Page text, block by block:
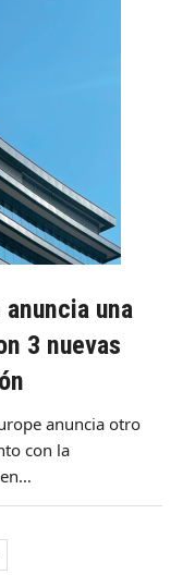
una
3 nuevas
anuncia otro
con la